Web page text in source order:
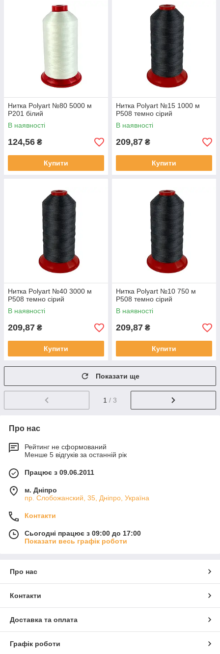
Нитка Polyart №80 5000 м
Р201 білий
В наявності
124,56 ₴
Купити
Нитка Polyart №15 1000 м
Р508 темно сірий
В наявності
209,87 ₴
Купити
Нитка Polyart №40 3000 м
Р508 темно сірий
В наявності
209,87 ₴
Купити
Нитка Polyart №10 750 м
Р508 темно сірий
В наявності
209,87 ₴
Купити
Показати ще
1 / 3
Про нас
Рейтинг не сформований
Менше 5 відгуків за останній рік
Працює з 09.06.2011
м. Дніпро
пр. Слобожанский, 35, Дніпро, Україна
Контакти
Сьогодні працює з 09:00 до 17:00
Показати весь графік роботи
Про нас
Контакти
Доставка та оплата
Графік роботи